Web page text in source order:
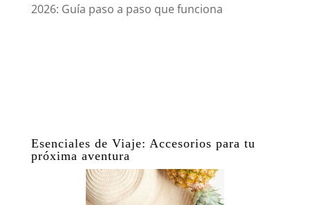
2026: Guía paso a paso que funciona
Esenciales de Viaje: Accesorios para tu
próxima aventura